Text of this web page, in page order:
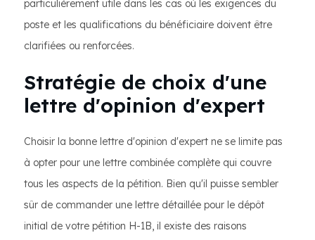
particulièrement utile dans les cas où les exigences du
poste et les qualifications du bénéficiaire doivent être
clarifiées ou renforcées.
Stratégie de choix d'une
lettre d'opinion d'expert
Choisir la bonne lettre d'opinion d'expert ne se limite pas
à opter pour une lettre combinée complète qui couvre
tous les aspects de la pétition. Bien qu'il puisse sembler
sûr de commander une lettre détaillée pour le dépôt
initial de votre pétition H-1B, il existe des raisons